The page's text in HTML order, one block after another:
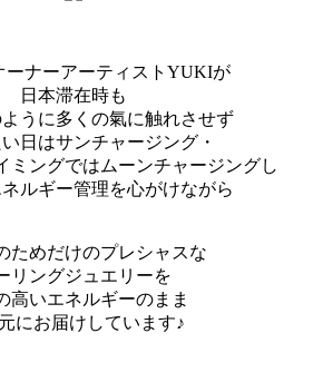
ーナーアーティストYUKIが
日本滞在時も
うに多くの氣に触れさせず
日はサンチャージング・
ミングではムーンチャージングし
ルギー管理を心がけながら
ためだけのプレシャスな
リングジュエリーを
高いエネルギーのまま
にお届けしています♪